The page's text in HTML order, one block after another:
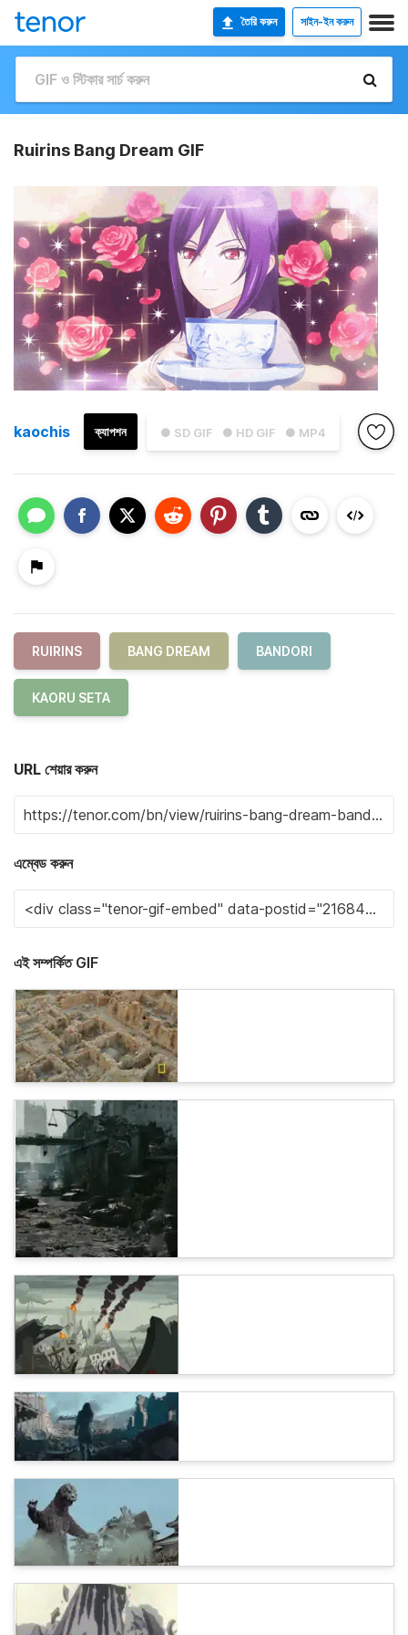
তৈরি করুন সাইন-ইন করুন
Ruirins Bang Dream GIF
● SD GIF ● HD GIF ● MP4
ক্যাপশন
kaochis
RUIRINS BANG DREAM BANDORI
KAORU SETA
URL শেয়ার করুন
এম্বেড করুন
এই সম্পর্কিত GIF